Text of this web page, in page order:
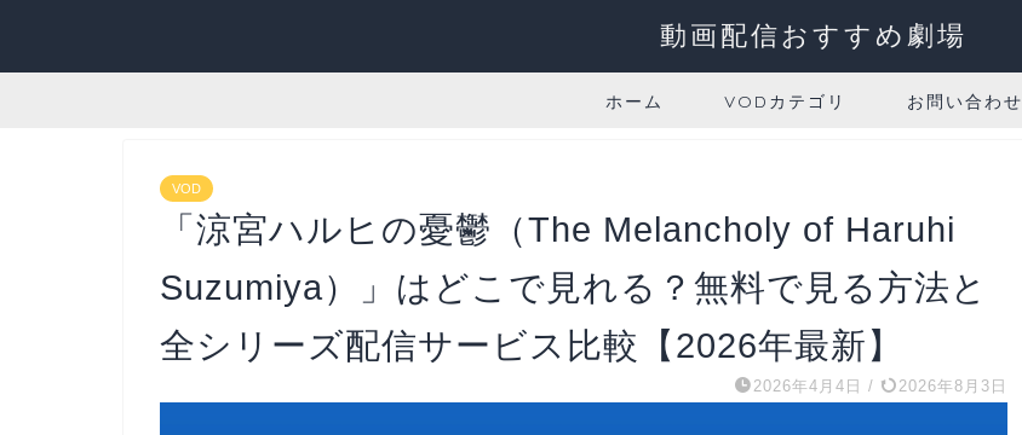
動画配信おすすめ劇場
ホーム VODカテゴリ お問い合わせ
VOD
「涼宮ハルヒの憂鬱（The Melancholy of Haruhi
Suzumiya）」はどこで見れる？無料で見る方法と
全シリーズ配信サービス比較【2026年最新】
2026年4月4日 / 2026年8月3日